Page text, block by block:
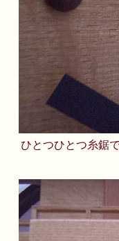
ひとつひとつ糸鋸